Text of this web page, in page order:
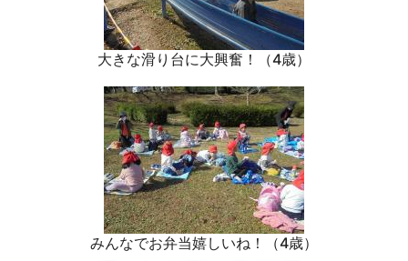
大きな滑り台に大興奮！（4歳）
みんなでお弁当嬉しいね！（4歳）